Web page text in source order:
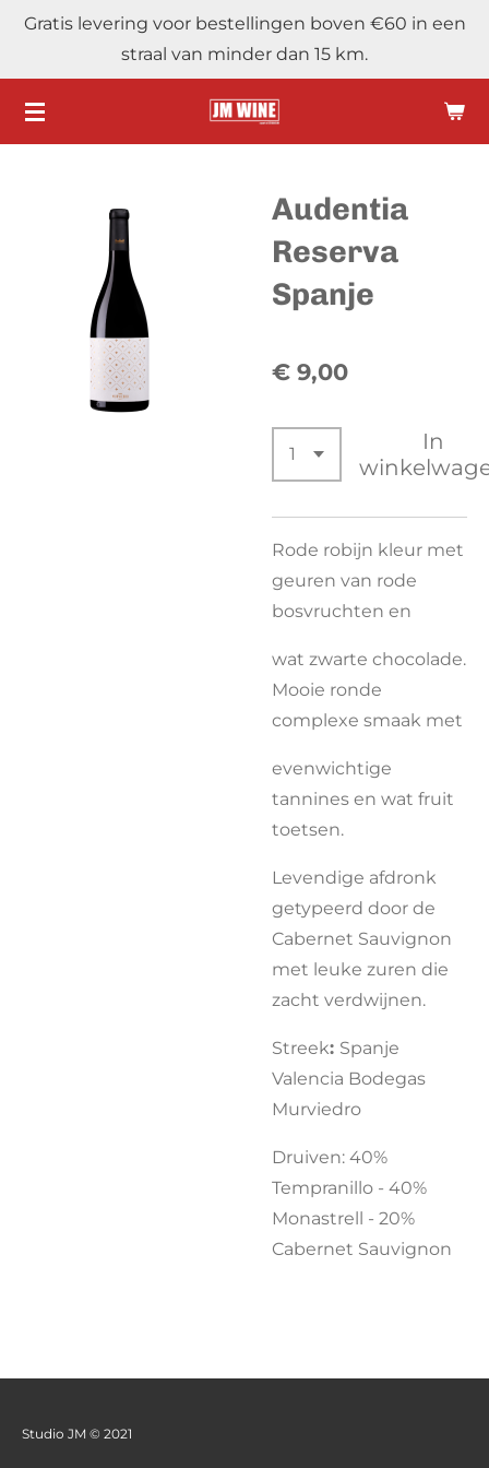
Ga
de
hoofdinhoud
Gratis levering voor bestellingen boven €60 in een
straal van minder dan 15 km.
Audentia
Reserva
Spanje
€ 9,00
In
Rode robijn kleur met
geuren van rode
bosvruchten en
wat zwarte chocolade.
Mooie ronde
complexe smaak met
evenwichtige
tannines en wat fruit
toetsen.
Levendige afdronk
getypeerd door de
Cabernet Sauvignon
met leuke zuren die
zacht verdwijnen.
Streek: Spanje
Valencia Bodegas
Murviedro
Druiven: 40%
Tempranillo - 40%
Monastrell - 20%
Cabernet Sauvignon
Studio JM © 2021